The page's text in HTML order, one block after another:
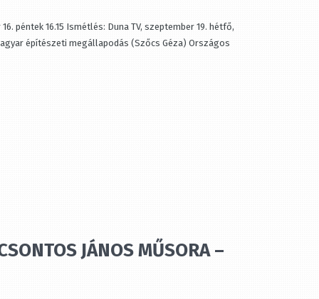
péntek 16.15 Ismétlés: Duna TV, szeptember 19. hétfő,
építészeti megállapodás (Szőcs Géza) Országos
JÁNOS MŰSORA –